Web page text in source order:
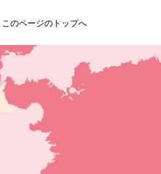
このページのトップへ